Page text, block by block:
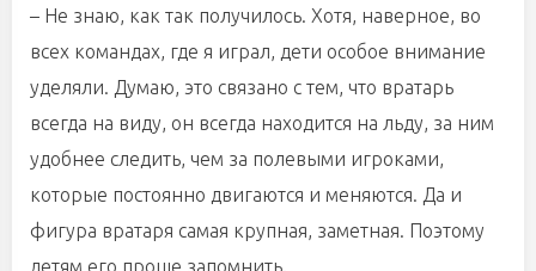
– Не знаю, как так получилось. Хотя, наверное, во
всех командах, где я играл, дети особое внимание
уделяли. Думаю, это связано с тем, что вратарь
всегда на виду, он всегда находится на льду, за ним
удобнее следить, чем за полевыми игроками,
которые постоянно двигаются и меняются. Да и
фигура вратаря самая крупная, заметная. Поэтому
детям его проще запомнить.